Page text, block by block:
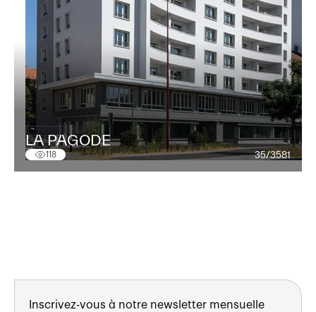
LA PAGODE
118 35/3581
Inscrivez-vous à notre newsletter mensuelle